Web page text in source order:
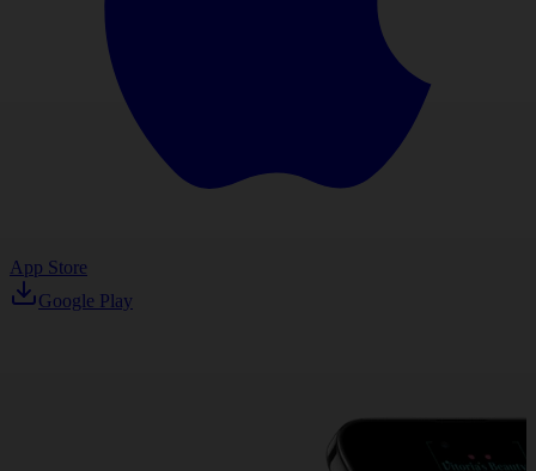
App Store
Google Play